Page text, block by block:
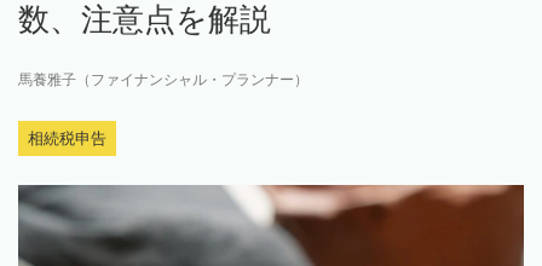
数、注意点を解説
馬養雅子（ファイナンシャル・プランナー）
相続税申告